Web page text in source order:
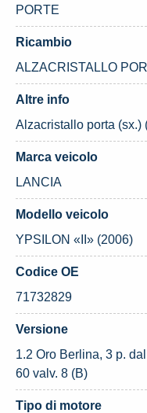
quantità
PORTE
Ricambio
ALZACRISTALLO
Altre info
Alzacristallo porta (sx.)
Marca veicolo
LANCIA
Modello veicolo
YPSILON «II» (2006)
Codice OE
71732829
Versione
1.2 Oro Berlina, 3 p.
60 valv. 8 (B)
Tipo di motore